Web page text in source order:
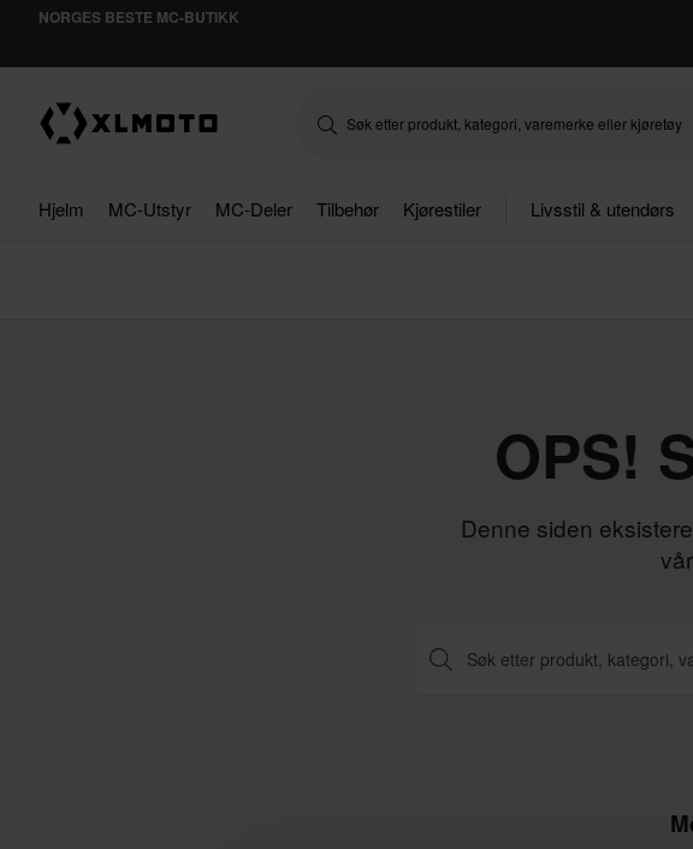
NORGES BESTE MC-BUTIKK
Hjelm MC-Utstyr MC-Deler Tilbehør Kjørestiler Livsstil & utendørs
OPS!
Denne siden